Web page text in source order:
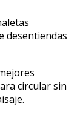
desentiendas
circular sin